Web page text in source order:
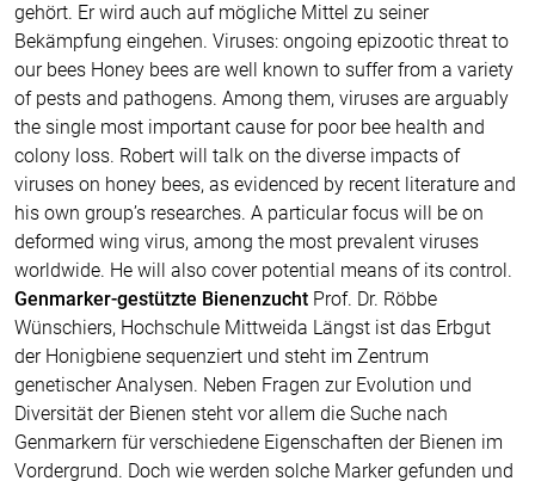
gehört. Er wird auch auf mögliche Mittel zu seiner
Bekämpfung eingehen. Viruses: ongoing epizootic threat to
our bees Honey bees are well known to suffer from a variety
of pests and pathogens. Among them, viruses are arguably
the single most important cause for poor bee health and
colony loss. Robert will talk on the diverse impacts of
viruses on honey bees, as evidenced by recent literature and
his own group’s researches. A particular focus will be on
deformed wing virus, among the most prevalent viruses
worldwide. He will also cover potential means of its control.
Genmarker-gestützte Bienenzucht Prof. Dr. Röbbe
Wünschiers, Hochschule Mittweida Längst ist das Erbgut
der Honigbiene sequenziert und steht im Zentrum
genetischer Analysen. Neben Fragen zur Evolution und
Diversität der Bienen steht vor allem die Suche nach
Genmarkern für verschiedene Eigenschaften der Bienen im
Vordergrund. Doch wie werden solche Marker gefunden und